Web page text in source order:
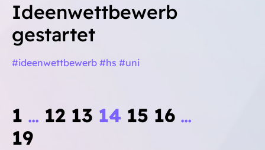
Ideenwettbewerb
gestartet
#ideenwettbewerb #hs #uni
1 … 12 13 14 15 16 …
19